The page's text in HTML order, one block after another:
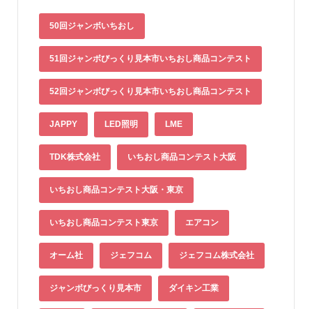
50回ジャンボいちおし
51回ジャンボびっくり見本市いちおし商品コンテスト
52回ジャンボびっくり見本市いちおし商品コンテスト
JAPPY LED照明 LME
TDK株式会社 いちおし商品コンテスト大阪
いちおし商品コンテスト大阪・東京
いちおし商品コンテスト東京 エアコン
オーム社 ジェフコム ジェフコム株式会社
ジャンボびっくり見本市 ダイキン工業